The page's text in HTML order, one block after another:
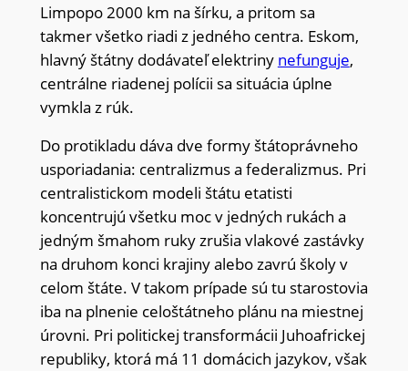
Limpopo 2000 km na šírku, a pritom sa
takmer všetko riadi z jedného centra. Eskom,
hlavný štátny dodávateľ elektriny nefunguje,
centrálne riadenej polícii sa situácia úplne
vymkla z rúk.
Do protikladu dáva dve formy štátoprávneho
usporiadania: centralizmus a federalizmus. Pri
centralistickom modeli štátu etatisti
koncentrujú všetku moc v jedných rukách a
jedným šmahom ruky zrušia vlakové zastávky
na druhom konci krajiny alebo zavrú školy v
celom štáte. V takom prípade sú tu starostovia
iba na plnenie celoštátneho plánu na miestnej
úrovni. Pri politickej transformácii Juhoafrickej
republiky, ktorá má 11 domácich jazykov, však